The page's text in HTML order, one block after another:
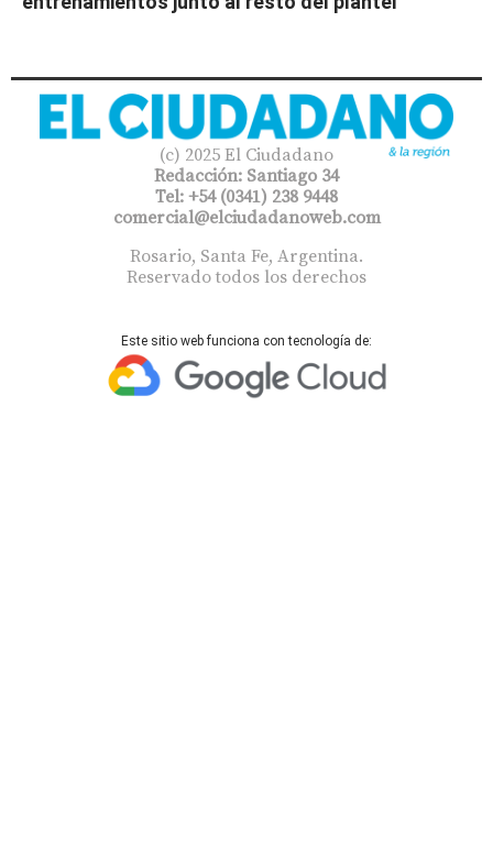
(c) 2025 El Ciudadano
Redacción: Santiago 34
Tel: +54 (0341) 238 9448
comercial@elciudadanoweb.com​
Rosario, Santa Fe, Argentina.
Reservado todos los derechos
Este sitio web funciona con tecnología de: